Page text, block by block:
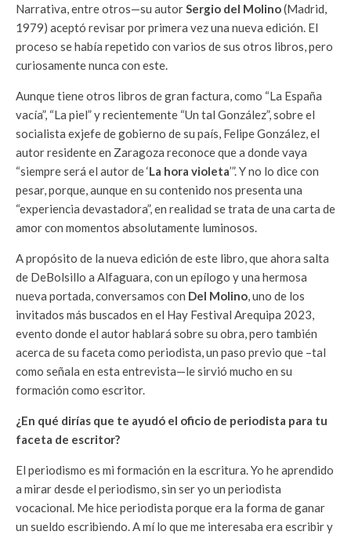
Narrativa, entre otros—su autorSergio del Molino(Madrid,
1979) aceptó revisar por primera vez una nueva edición. El
proceso se había repetido con varios de sus otros libros, pero
curiosamente nunca con este.
Aunque tiene otros libros de gran factura, como “La España
vacía”, “La piel” y recientemente “Un tal González”, sobre el
socialista exjefe de gobierno de su país, Felipe González, el
autor residente en Zaragoza reconoce que a donde vaya
“siempre será el autor de ‘La hora violeta’”. Y no lo dice con
pesar, porque, aunque en su contenido nos presenta una
“experiencia devastadora”, en realidad se trata de una carta de
amor con momentos absolutamente luminosos.
A propósito de la nueva edición de este libro, que ahora salta
de DeBolsillo a Alfaguara, con un epílogo y una hermosa
nueva portada, conversamos con Del Molino, uno de los
invitados más buscados en el Hay Festival Arequipa 2023,
evento donde el autor hablará sobre su obra, pero también
acerca de su faceta como periodista, un paso previo que –tal
como señala en esta entrevista—le sirvió mucho en su
formación como escritor.
¿En qué dirías que te ayudó el oficio de periodista para tu
faceta de escritor?
El periodismo es mi formación en la escritura. Yo he aprendido
a mirar desde el periodismo, sin ser yo un periodista
vocacional. Me hice periodista porque era la forma de ganar
un sueldo escribiendo. A mí lo que me interesaba era escribir y